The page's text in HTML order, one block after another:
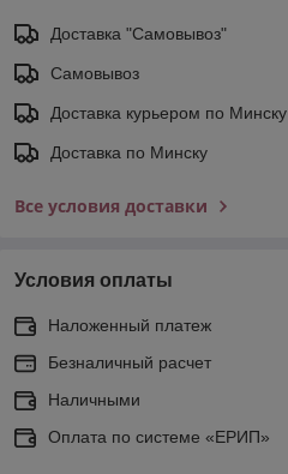
Доставка "Самовывоз"
Самовывоз
Доставка курьером по Минску
Доставка по Минску
Все условия доставки
Условия оплаты
Наложенный платеж
Безналичный расчет
Наличными
Оплата по системе «ЕРИП»